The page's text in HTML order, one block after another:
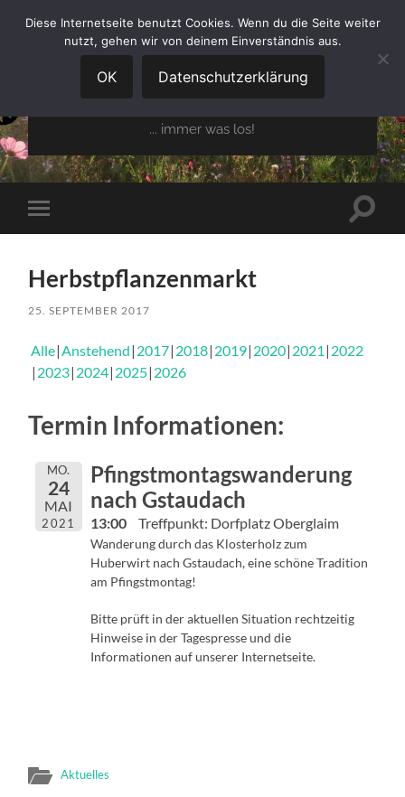
GARTENBAUVEREIN
OBERGLAIM E.V.
... immer was los!
Mobile-
Menü
Herbstpflanzenmarkt
25. SEPTEMBER 2017
Alle Anstehend 2017 2018 2019 2020 2021 2022
2023 2024 2025 2026
Termin Informationen:
MO.
24
MAI
2021
Pfingstmontagswanderung
nach Gstaudach
13:00 Treffpunkt: Dorfplatz Oberglaim
Wanderung durch das Klosterholz zum
Huberwirt nach Gstaudach, eine schöne Tradition
am Pfingstmontag!
Bitte prüft in der aktuellen Situation rechtzeitig
Hinweise in der Tagespresse und die
Informationen auf unserer Internetseite.
Aktuelles
Diese Internetseite benutzt Cookies. Wenn du die Seite weiter
nutzt, gehen wir von deinem Einverständnis aus.
OK Datenschutzerklärung